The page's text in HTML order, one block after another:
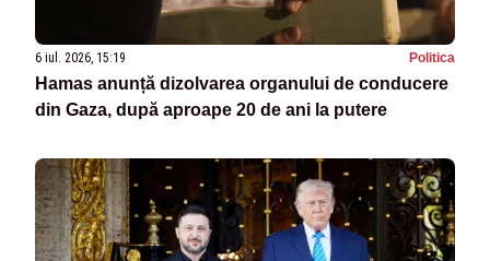
6 iul. 2026, 15:19 Politica
Hamas anunță dizolvarea organului de conducere
din Gaza, după aproape 20 de ani la putere